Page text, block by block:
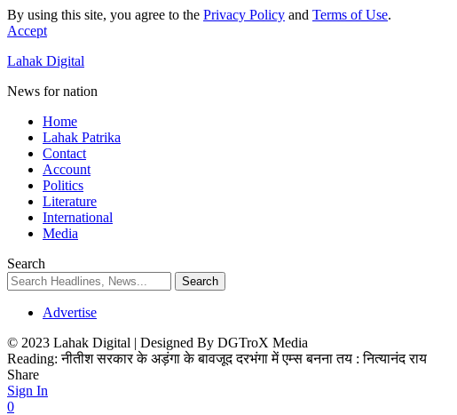
By using this site, you agree to the Privacy Policy and Terms of Use.
Accept
Lahak Digital
News for nation
Home
Lahak Patrika
Contact
Account
Politics
Literature
International
Media
Search
Advertise
© 2023 Lahak Digital | Designed By DGTroX Media
Reading: नीतीश सरकार के अड़ंगा के बावजूद दरभंगा में एम्स बनना तय : नित्यानंद राय
Share
Sign In
0